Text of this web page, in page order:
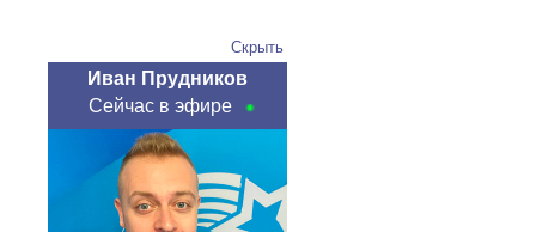
Скрыть
Иван Прудников
Сейчас в эфире